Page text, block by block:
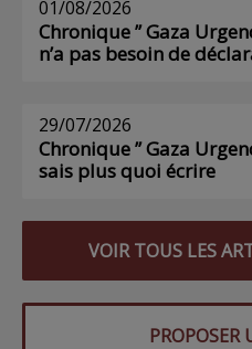
01/08/2026
Chronique ” Gaza
n’a pas besoin de
29/07/2026
Chronique ” Gaza
sais plus quoi écrire
VOIR TOUS LES
PROPOSER